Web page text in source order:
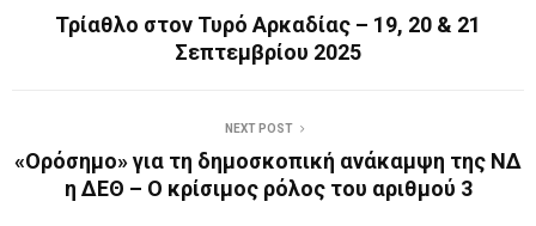
Τρίαθλο στον Τυρό Αρκαδίας – 19, 20 & 21
Σεπτεμβρίου 2025
NEXT POST
«Ορόσημο» για τη δημοσκοπική ανάκαμψη της ΝΔ
η ΔΕΘ – Ο κρίσιμος ρόλος του αριθμού 3